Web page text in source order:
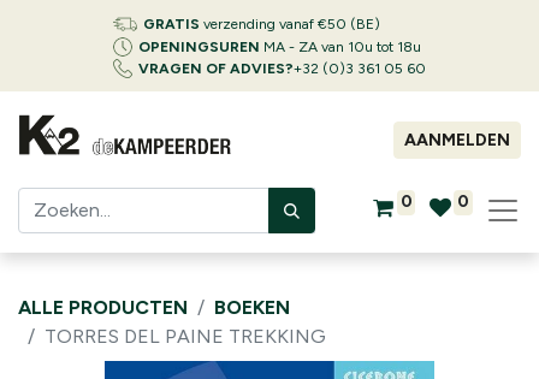
GRATIS verzending vanaf €50 (BE)
OPENINGSUREN MA - ZA van 10u tot 18u
VRAGEN OF ADVIES?+32 (0)3 361 05 60
AANMELDEN
0 0
ALLE PRODUCTEN
BOEKEN
TORRES DEL PAINE TREKKING